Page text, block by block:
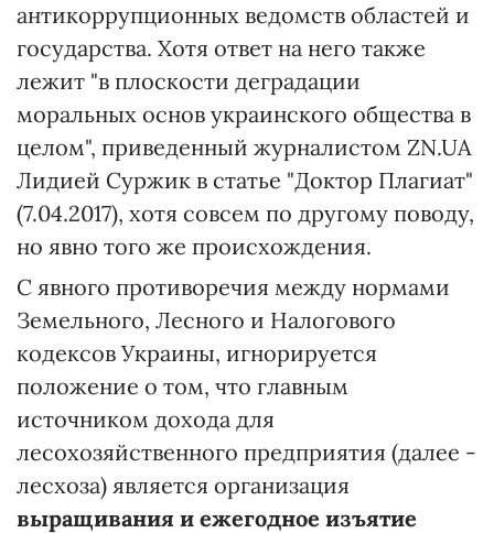
антикоррупционных ведомств областей и
государства. Хотя ответ на него также
лежит "в плоскости деградации
моральных основ украинского общества в
целом", приведенный журналистом ZN.UA
Лидией Суржик в статье "Доктор Плагиат"
(7.04.2017), хотя совсем по другому поводу,
но явно того же происхождения.
С явного противоречия между нормами
Земельного, Лесного и Налогового
кодексов Украины, игнорируется
положение о том, что главным
источником дохода для
лесохозяйственного предприятия (далее -
лесхоза) является организация
выращивания и ежегодное изъятие